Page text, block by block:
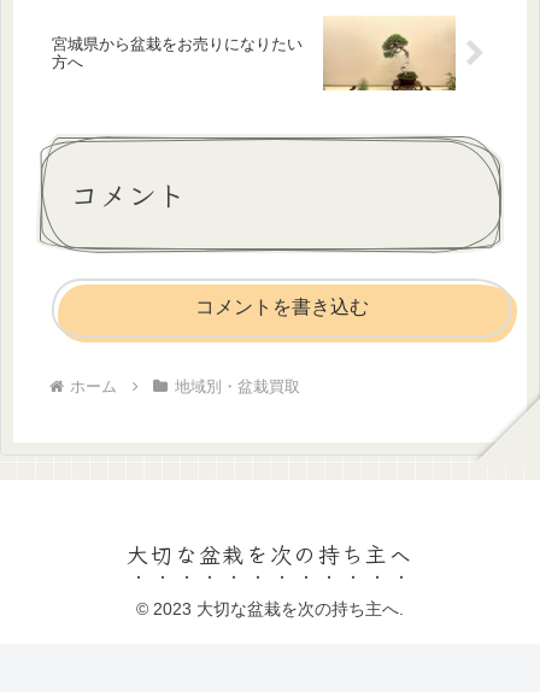
宮城県から盆栽をお売りになりたい
方へ
コメント
コメントを書き込む
ホーム 地域別・盆栽買取
大切な盆栽を次の持ち主へ
© 2023 大切な盆栽を次の持ち主へ.